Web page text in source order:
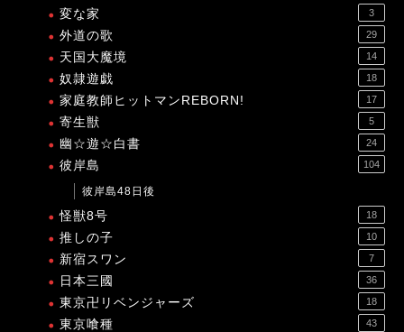
変な家 3
外道の歌 29
天国大魔境 14
奴隷遊戯 18
家庭教師ヒットマンREBORN! 17
寄生獣 5
幽☆遊☆白書 24
彼岸島 104
彼岸島48日後
怪獣8号 18
推しの子 10
新宿スワン 7
日本三國 36
東京卍リベンジャーズ 18
東京喰種 43